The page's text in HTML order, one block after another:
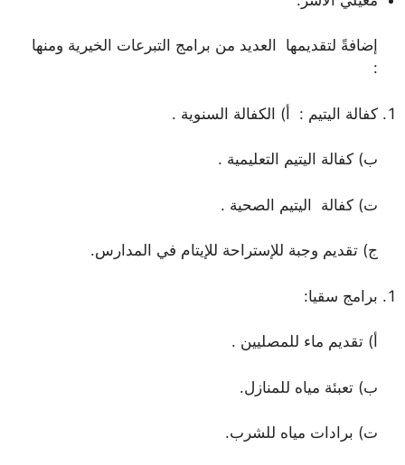
إضافةً لتقديمها العديد من برامج التبرعات الخيرية ومنها
:
كفالة اليتيم : أ) الكفالة السنوية .
ب) كفالة اليتيم التعليمية .
ت) كفالة اليتيم الصحية .
ج) تقديم وجبة للإستراحة للإيتام في المدارس.
برامج سقيا:
أ) تقديم ماء للمصليين .
ب) تعبئة مياه للمنازل.
ت) برادات مياه للشرب.